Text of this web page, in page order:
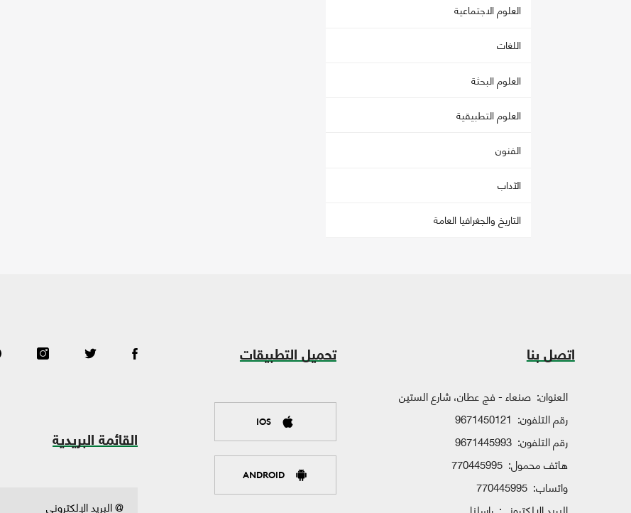
العلوم الاجتماعية
اللغات
العلوم البحثة
العلوم التطبيقية
الفنون
الآداب
التاريخ والجغرافيا العامة
اتصل بنا
العنوان: صنعاء - فج عطان، شارع الستين
رقم التلفون: 9671450121
رقم التلفون: 9671445993
هاتف محمول: 770445995
واتساب: 770445995
تحميل التطبيقات
IOS
ANDROID
القائمة البريدية